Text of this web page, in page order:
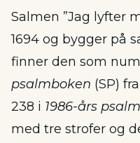
Salmen ”Jag lyfter
1694 og bygger på
finner den som
psalmboken (SP)
238 i 1986-års
med tre strofer og